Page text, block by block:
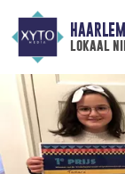
lokaal